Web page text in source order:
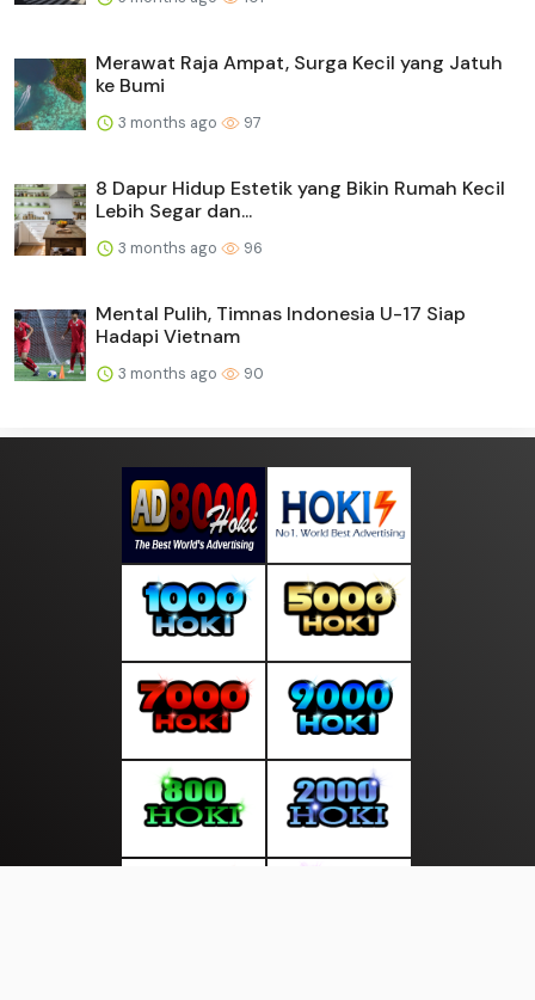
Merawat Raja Ampat, Surga Kecil yang Jatuh
ke Bumi
3 months ago 97
8 Dapur Hidup Estetik yang Bikin Rumah Kecil
Lebih Segar dan...
3 months ago 96
Mental Pulih, Timnas Indonesia U-17 Siap
Hadapi Vietnam
3 months ago 90